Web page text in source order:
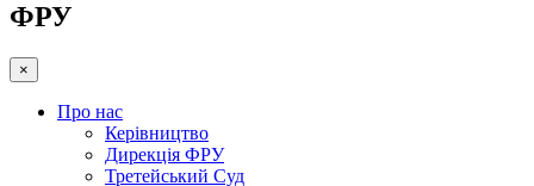
ФРУ
×
Про нас
Керівництво
Дирекція ФРУ
Третейський Суд